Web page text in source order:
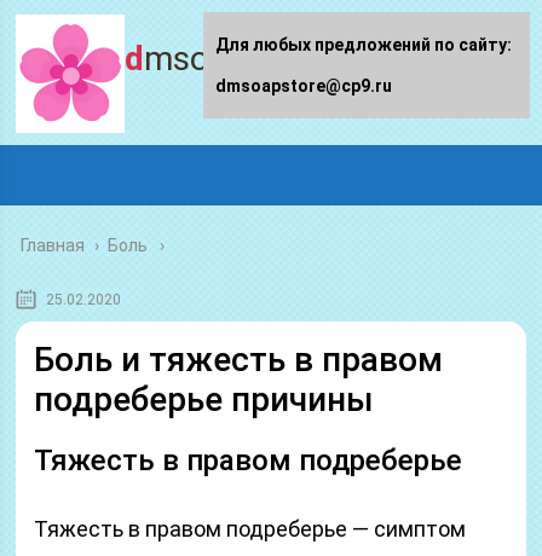
dmsoapstore.ru
Главная › Боль
25.02.2020
Боль и тяжесть в правом
подреберье причины
Тяжесть в правом подреберье
Тяжесть в правом подреберье — симптом
Для любых предложений по сайту:
dmsoapstore@cp9.ru